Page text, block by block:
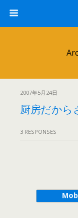
2007年5月24日
厨房だから
3 RESPONSES